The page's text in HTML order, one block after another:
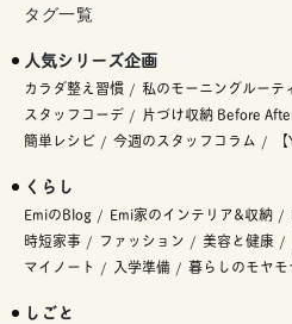
タグ一覧
人気シリーズ企画
カラダ整え習慣 私のモーニングルーテ
スタッフコーデ
片づけ収納 Before
簡単レシピ
今週のスタッフコラム
くらし
EmiのBlog Emi家のインテリア&収納
時短家事
ファッション 美容と健康
マイノート
入学準備 暮らしのモヤモ
しごと